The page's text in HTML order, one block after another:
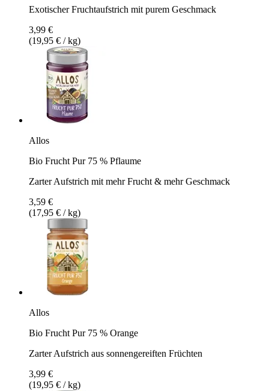
Exotischer Fruchtaufstrich mit purem Geschmack
3,99 €
(19,95 € / kg)
Allos
Bio Frucht Pur 75 % Pflaume
Zarter Aufstrich mit mehr Frucht & mehr Geschmack
3,59 €
(17,95 € / kg)
Allos
Bio Frucht Pur 75 % Orange
Zarter Aufstrich aus sonnengereiften Früchten
3,99 €
(19,95 € / kg)